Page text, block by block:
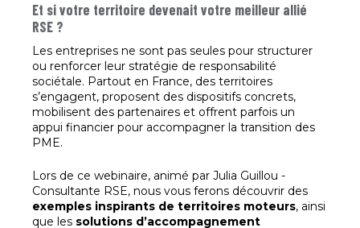
Et si votre territoire devenait votre meilleur allié
RSE ?
Les entreprises ne sont pas seules pour structurer
ou renforcer leur stratégie de responsabilité
sociétale. Partout en France, des territoires
s’engagent, proposent des dispositifs concrets,
mobilisent des partenaires et offrent parfois un
appui financier pour accompagner la transition des
PME.
Lors de ce webinaire, animé par Julia Guillou -
Consultante RSE, nous vous ferons découvrir des
exemples inspirants de territoires moteurs, ainsi
que les solutions d’accompagnement